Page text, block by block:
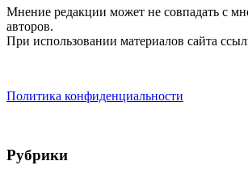
Мнение редакции может не совпадать с
авторов.
При использовании материалов сайта
Политика конфиденциальности
Рубрики